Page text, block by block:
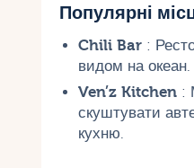
Популярні
Chili Bar:
видом на океан.
Ven’z Kitchen:
скуштувати
кухню.